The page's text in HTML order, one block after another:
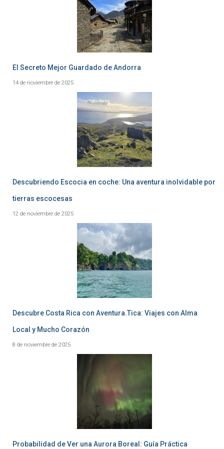
El Secreto Mejor Guardado de Andorra
14 de noviembre de 2025
Descubriendo Escocia en coche: Una aventura inolvidable por
tierras escocesas
12 de noviembre de 2025
Descubre Costa Rica con Aventura.Tica: Viajes con Alma
Local y Mucho Corazón
8 de noviembre de 2025
Probabilidad de Ver una Aurora Boreal: Guía Práctica